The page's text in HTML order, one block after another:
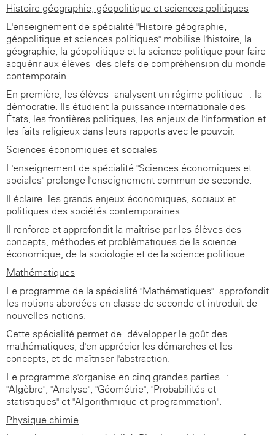
Histoire-géographie, géopolitique et sciences politiques
L'enseignement de spécialité "Histoire-géographie,
géopolitique et sciences politiques" mobilise l'histoire, la
géographie, la géopolitique et la science politique pour faire
acquérir aux élèves des clefs de compréhension du monde
contemporain.
En première, les élèves analysent un régime politique : la
démocratie. Ils étudient la puissance internationale des
États, les frontières politiques, les enjeux de l'information et
les faits religieux dans leurs rapports avec le pouvoir.
Sciences économiques et sociales
L'enseignement de spécialité "Sciences économiques et
sociales" prolonge l'enseignement commun de seconde.
Il éclaire les grands enjeux économiques, sociaux et
politiques des sociétés contemporaines.
Il renforce et approfondit la maîtrise par les élèves des
concepts, méthodes et problématiques de la science
économique, de la sociologie et de la science politique.
Mathématiques
Le programme de la spécialité "Mathématiques" approfondit
les notions abordées en classe de seconde et introduit de
nouvelles notions.
Cette spécialité permet de développer le goût des
mathématiques, d'en apprécier les démarches et les
concepts, et de maîtriser l'abstraction.
Le programme s'organise en cinq grandes parties :
"Algèbre", "Analyse", "Géométrie", "Probabilités et
statistiques" et "Algorithmique et programmation".
Physique-chimie